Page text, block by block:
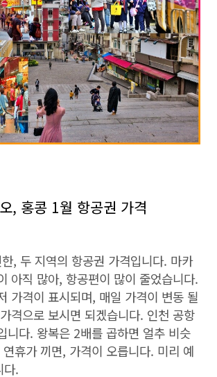
, 홍콩 1월 항공권 가격
, 두 지역의 항공권 가격입니다. 마카
아직 많아, 항공편이 많이 줄었습니다.
가격이 표시되며, 매일 가격이 변동 될
격으로 보시면 되겠습니다. 인천 공항
니다. 왕복은 2배를 곱하면 얼추 비슷
휴가 끼면, 가격이 오릅니다. 미리 예
다.